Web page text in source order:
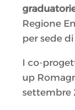
Regione
per sede
I co-
up
settembre